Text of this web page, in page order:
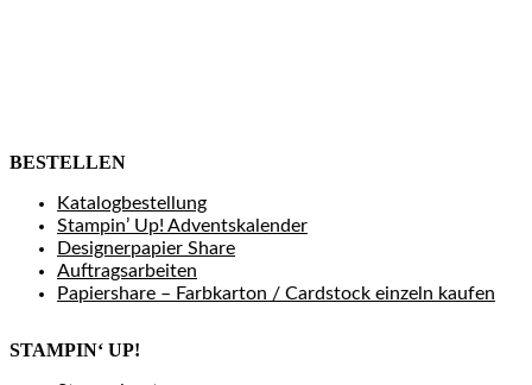
BESTELLEN
Katalogbestellung
Stampin’ Up! Adventskalender
Designerpapier Share
Auftragsarbeiten
Papiershare – Farbkarton / Cardstock einzeln kaufen
STAMPIN‘ UP!